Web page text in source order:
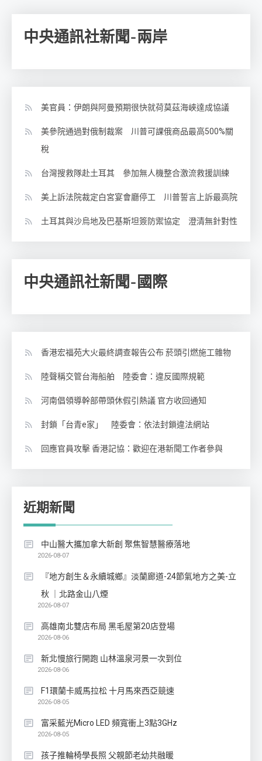
中央通訊社新聞-兩岸
美官員：伊朗與阿曼預期很快就荷莫茲海峽達成協議
美參院通過對俄制裁案 川普可課俄商品最高500%關
稅
台灣搜救隊赴土耳其 參加無人機整合激流救援訓練
美上訴法院裁定白宮宴會廳停工 川普誓言上訴最高院
土耳其與沙烏地及巴基斯坦簽防禦協定 澄清無針對性
中央通訊社新聞-國際
香港宏福苑大火最終調查報告公布 菸頭引燃施工雜物
陸聲稱交管台海船舶 陸委會：違反國際規範
河南倡領導幹部帶頭休假引熱議 官方收回通知
封鎖「台青e家」 陸委會：依法封鎖違法網站
回應官員攻擊 香港記協：歡迎在港新聞工作者參與
近期新聞
中山醫大攜加拿大新創 聚焦智慧醫療落地
2026-08-07
『地方創生＆永續城鄉』淡蘭廊道-24節氣地方之美-立
秋 ｜北路金山八煙
2026-08-07
高雄南北雙店布局 黑毛屋第20店登場
2026-08-06
新北慢旅行開跑 山林溫泉河景一次到位
2026-08-06
F1環蘭卡威馬拉松 十月馬來西亞競速
2026-08-05
富采藍光Micro LED 頻寬衝上3點3GHz
2026-08-05
孩子推輪椅學長照 父親節老幼共融暖